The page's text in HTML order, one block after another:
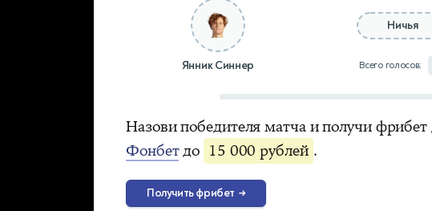
Янник Синнер
Ничья
Всего голосов:
Назови победителя матча и получи
Фонбетдо 15 000 рублей .
Получить фрибет →